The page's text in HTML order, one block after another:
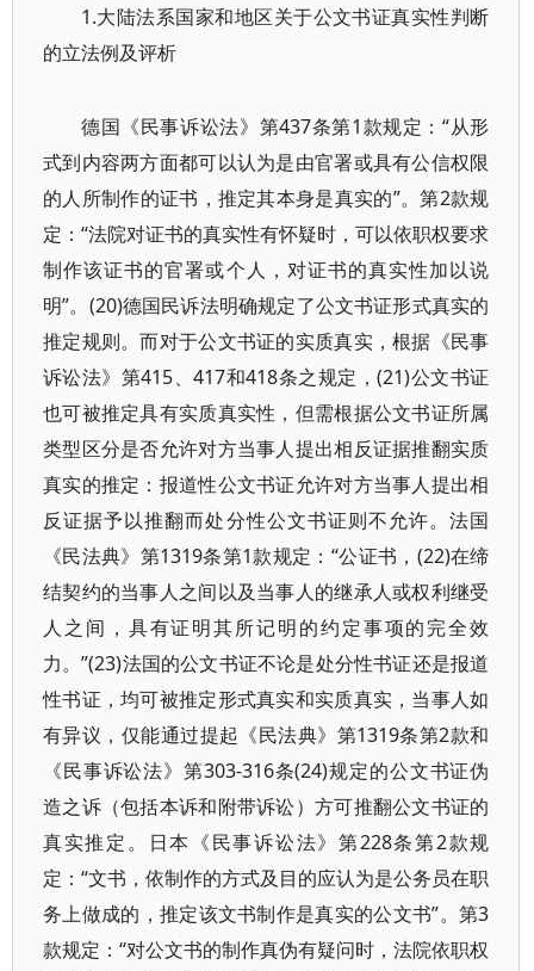
1.大陆法系国家和地区关于公文书证真实性判断
的立法例及评析
德国《民事诉讼法》第437条第1款规定：“从形
式到内容两方面都可以认为是由官署或具有公信权限
的人所制作的证书，推定其本身是真实的”。第2款规
定：“法院对证书的真实性有怀疑时，可以依职权要求
制作该证书的官署或个人，对证书的真实性加以说
明”。(20)德国民诉法明确规定了公文书证形式真实的
推定规则。而对于公文书证的实质真实，根据《民事
诉讼法》第415、417和418条之规定，(21)公文书证
也可被推定具有实质真实性，但需根据公文书证所属
类型区分是否允许对方当事人提出相反证据推翻实质
真实的推定：报道性公文书证允许对方当事人提出相
反证据予以推翻而处分性公文书证则不允许。法国
《民法典》第1319条第1款规定：“公证书，(22)在缔
结契约的当事人之间以及当事人的继承人或权利继受
人之间，具有证明其所记明的约定事项的完全效
力。”(23)法国的公文书证不论是处分性书证还是报道
性书证，均可被推定形式真实和实质真实，当事人如
有异议，仅能通过提起《民法典》第1319条第2款和
《民事诉讼法》第303-316条(24)规定的公文书证伪
造之诉（包括本诉和附带诉讼）方可推翻公文书证的
真实推定。日本《民事诉讼法》第228条第2款规
定：“文书，依制作的方式及目的应认为是公务员在职
务上做成的，推定该文书制作是真实的公文书”。第3
款规定：“对公文书的制作真伪有疑问时，法院依职权